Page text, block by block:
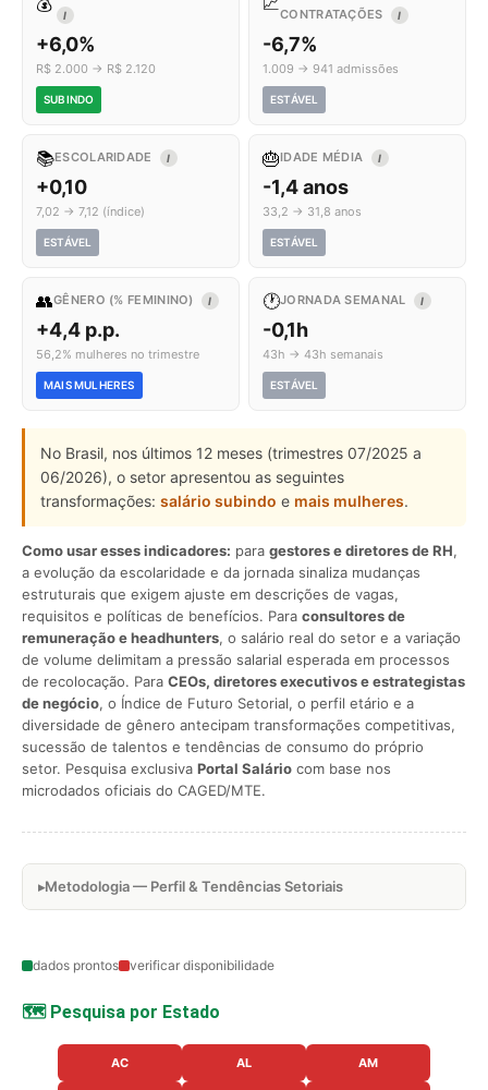
I
+6,0%
R$ 2.000 → R$ 2.120
SUBINDO
CONTRATAÇÕES I
-6,7%
1.009 → 941 admissões
ESTÁVEL
📚ESCOLARIDADE I
+0,10
7,02 → 7,12 (índice)
ESTÁVEL
🎂IDADE MÉDIA I
-1,4 anos
33,2 → 31,8 anos
ESTÁVEL
👥GÊNERO (% FEMININO) I
+4,4 p.p.
56,2% mulheres no trimestre
MAIS MULHERES
🕐JORNADA SEMANAL I
-0,1h
43h → 43h semanais
ESTÁVEL
No Brasil, nos últimos 12 meses (trimestres 07/2025 a
06/2026), o setor apresentou as seguintes
transformações: salário subindo e mais mulheres.
Como usar esses indicadores: para gestores e diretores de RH,
a evolução da escolaridade e da jornada sinaliza mudanças
estruturais que exigem ajuste em descrições de vagas,
requisitos e políticas de benefícios. Para consultores de
remuneração e headhunters, o salário real do setor e a variação
de volume delimitam a pressão salarial esperada em processos
de recolocação. Para CEOs, diretores executivos e estrategistas
de negócio, o Índice de Futuro Setorial, o perfil etário e a
diversidade de gênero antecipam transformações competitivas,
sucessão de talentos e tendências de consumo do próprio
setor. Pesquisa exclusiva Portal Salário com base nos
microdados oficiais do CAGED/MTE.
Metodologia — Perfil & Tendências Setoriais
dados prontos verificar disponibilidade
🗺️ Pesquisa por Estado
AC AL AM